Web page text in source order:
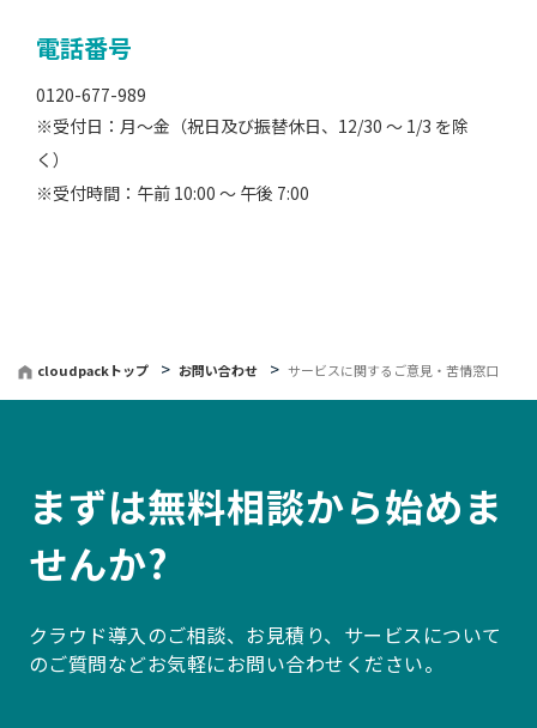
電話番号
0120-677-989
※受付日：月〜金（祝日及び振替休日、12/30 〜 1/3 を除
く）
※受付時間：午前 10:00 〜 午後 7:00
cloudpackトップ お問い合わせ サービスに関するご意見・苦情窓口
まずは無料相談から始めま
せんか?
クラウド導入のご相談、お見積り、サービスについて
のご質問などお気軽にお問い合わせください。